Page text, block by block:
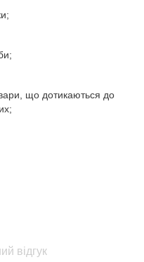
що дотикаються до
відгук